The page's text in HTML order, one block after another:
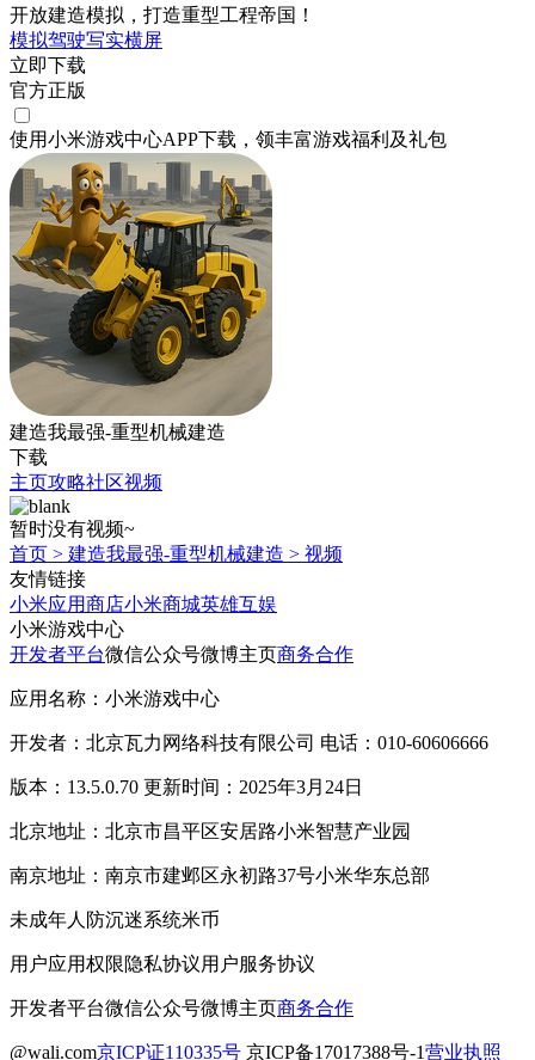
开放建造模拟，打造重型工程帝国！
模拟驾驶写实横屏
立即下载
官方正版
使用小米游戏中心APP下载 ，领丰富游戏福利 及礼包
建造我最强-重型机械建造
下载
主页攻略社区视频
暂时没有视频~
首页 > 建造我最强-重型机械建造 > 视频
友情链接
小米应用商店小米商城英雄互娱
小米游戏中心
开发者平台微信公众号微博主页商务合作
应用名称：小米游戏中心
开发者：北京瓦力网络科技有限公司 电话：010-60606666
版本：13.5.0.70 更新时间：2025年3月24日
北京地址：北京市昌平区安居路小米智慧产业园
南京地址：南京市建邺区永初路37号小米华东总部
未成年人防沉迷系统米币
用户应用权限隐私协议用户服务协议
开发者平台微信公众号微博主页商务合作
@wali.com京ICP证110335号 京ICP备17017388号-1营业执照